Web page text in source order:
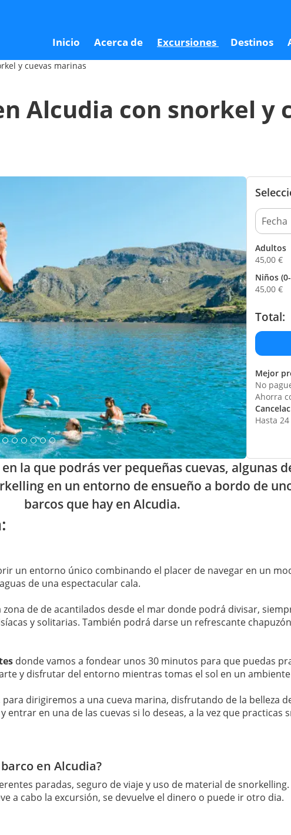
Inicio Acerca de Excursiones Destinos
y cuevas marinas
y cuevas marinas
Alcudia con snorkel y
Adultos
45,00 €
Niños
45,00 €
Total:
Mejor
No
Ahorra
Hasta
la que podrás ver pequeñas cuevas, algunas
en un entorno de ensueño a bordo de
barcos que hay en Alcudia.
un entorno único combinando el placer de navegar en un
de una espectacular cala.
de de acantilados desde el mar donde podrá divisar,
y solitarias. También podrá darse un refrescante
donde vamos a fondear unos 30 minutos para que puedas
y disfrutar del entorno mientras tomas el sol en un
dirigiremos a una cueva marina, disfrutando de la belleza
en una de las cuevas si lo deseas, a la vez que practicas
en Alcudia?
paradas, seguro de viaje y uso de material de snorkelling.
a cabo la excursión, se devuelve el dinero o puede ir otro dia.